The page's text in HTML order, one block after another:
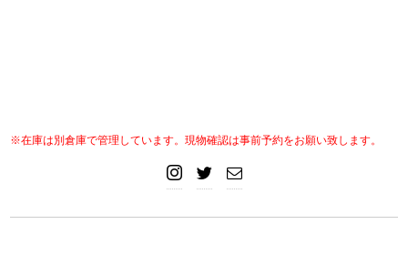
※在庫は別倉庫で管理しています。現物確認は事前予約をお願い致します。